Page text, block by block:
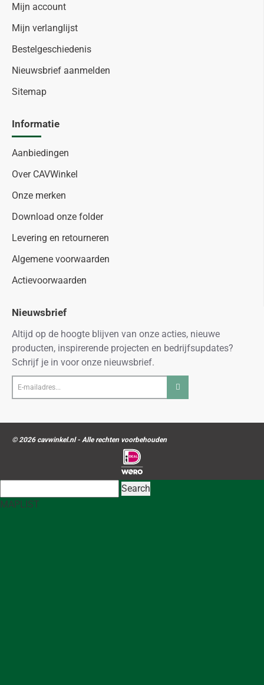
Mijn account
Mijn verlanglijst
Bestelgeschiedenis
Nieuwsbrief aanmelden
Sitemap
Informatie
Aanbiedingen
Over CAVWinkel
Onze merken
Download onze folder
Levering en retourneren
Algemene voorwaarden
Actievoorwaarden
Nieuwsbrief
Altijd op de hoogte blijven van onze acties, nieuwe
producten, inspirerende projecten en bedrijfsupdates?
Schrijf je in voor onze nieuwsbrief.
mailadres...
© 2026 cavwinkel.nl - Alle rechten voorbehouden
Search
MAPLIST